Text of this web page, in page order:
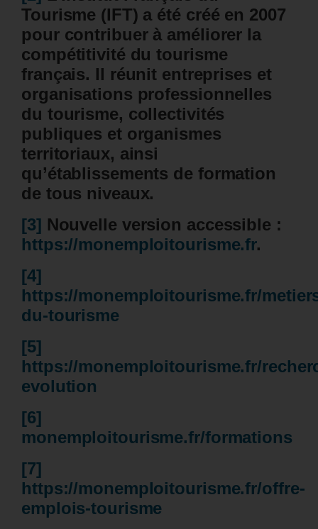
Tourisme (IFT) a été créé en 2007
pour contribuer à améliorer la
compétitivité du tourisme
français. Il réunit entreprises et
organisations professionnelles
du tourisme, collectivités
publiques et organismes
territoriaux, ainsi
qu’établissements de formation
de tous niveaux.
[3] Nouvelle version accessible :
https://monemploitourisme.fr.
[4]
https://monemploitourisme.fr/
du-tourisme
[5]
https://monemploitourisme.fr/
evolution
[6]
monemploitourisme.fr/formations
[7]
https://monemploitourisme.fr/offre-
emplois-tourisme